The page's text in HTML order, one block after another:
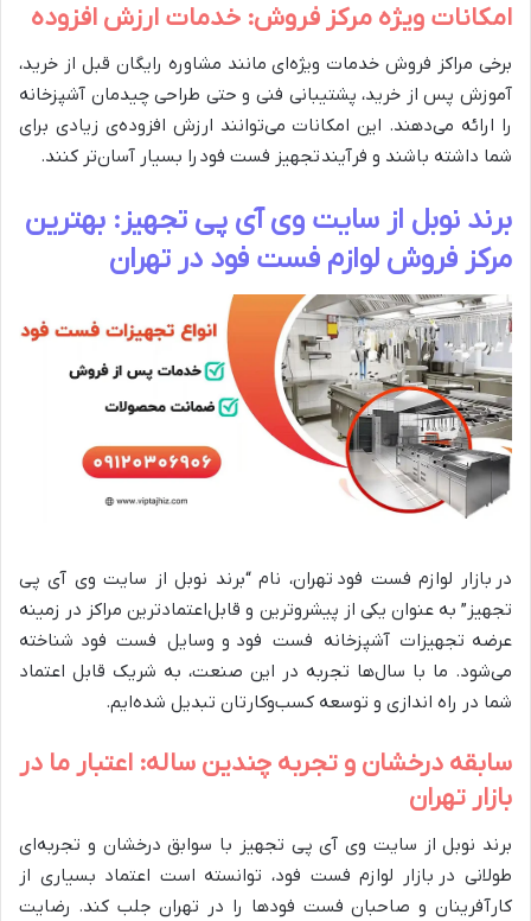
امکانات ویژه مرکز فروش: خدمات ارزش افزوده
برخی مراکز فروش خدمات ویژه‌ای مانند مشاوره رایگان قبل از خرید،
آموزش پس از خرید، پشتیبانی فنی و حتی طراحی چیدمان آشپزخانه
را ارائه می‌دهند. این امکانات می‌توانند ارزش افزوده‌ی زیادی برای
شما داشته باشند و فرآیند تجهیز فست فود را بسیار آسان‌تر کنند.
برند نوبل از سایت وی آی پی تجهیز: بهترین
مرکز فروش لوازم فست فود در تهران
در بازار لوازم فست فود تهران، نام “برند نوبل از سایت وی آی پی
تجهیز” به عنوان یکی از پیشروترین و قابل‌اعتمادترین مراکز در زمینه
عرضه تجهیزات آشپزخانه فست فود و وسایل فست فود شناخته
می‌شود. ما با سال‌ها تجربه در این صنعت، به شریک قابل اعتماد
شما در راه اندازی و توسعه کسب‌وکارتان تبدیل شده‌ایم.
سابقه درخشان و تجربه چندین ساله: اعتبار ما در
بازار تهران
برند نوبل از سایت وی آی پی تجهیز با سوابق درخشان و تجربه‌ای
طولانی در بازار لوازم فست فود، توانسته است اعتماد بسیاری از
کارآفرینان و صاحبان فست فودها را در تهران جلب کند. رضایت